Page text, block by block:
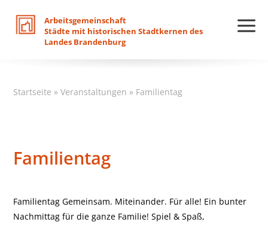
Arbeitsgemeinschaft
Städte mit historischen Stadtkernen des
Landes Brandenburg
Startseite »Veranstaltungen » Familientag
Familientag
Familientag Gemeinsam. Miteinander. Für alle! Ein bunter
Nachmittag für die ganze Familie! Spiel & Spaß,